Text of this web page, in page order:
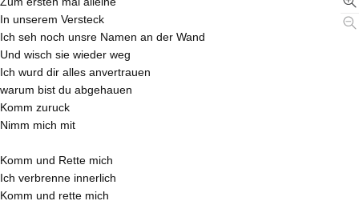
In unserem Versteck
Ich seh noch unsre Namen an der Wand
Und wisch sie wieder weg
Ich wurd dir alles anvertrauen
warum bist du abgehauen
Komm zuruck
Nimm mich mit
Komm und Rette mich
Ich verbrenne innerlich
Komm und rette mich